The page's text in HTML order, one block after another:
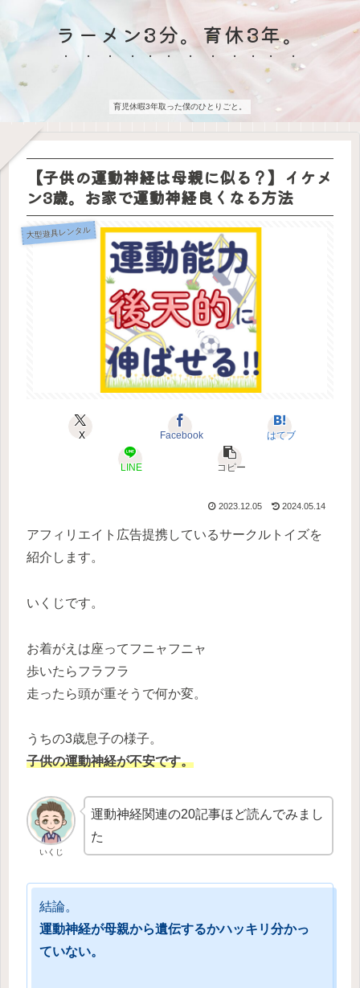
ラーメン3分。育休3年。
育児休暇3年取った僕のひとりごと。
【子供の運動神経は母親に似る？】イケメ
ン3歳。お家で運動神経良くなる方法
大型遊具レンタル
X Facebook はてブ
LINE コピー
2023.12.05 2024.05.14
アフィリエイト広告提携しているサークルトイズを
紹介します。
いくじです。
お着がえは座ってフニャフニャ
歩いたらフラフラ
走ったら頭が重そうで何か変。
うちの3歳息子の様子。
子供の運動神経が不安です。
いくじ
運動神経関連の20記事ほど読んでみまし
た
結論。
運動神経が母親から遺伝するかハッキリ分かっ
ていない。